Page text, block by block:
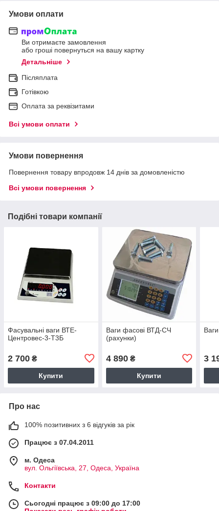
Умови оплати
Ви отримаєте замовлення
або гроші повернуться на вашу картку
Детальніше
Післяплата
Готівкою
Оплата за реквізитами
Всі умови оплати
Умови повернення
Повернення товару впродовж 14 днів за домовленістю
Всі умови повернення
Подібні товари компанії
Фасувальні ваги ВТЕ-
Центровес-3-Т3Б
2 700 ₴
Купити
Ваги фасові ВТД-СЧ
(рахунки)
4 890₴
Купити
3
Про нас
100% позитивних з 6 відгуків за рік
Працює з 07.04.2011
м. Одеса
вул. Ольгіївська, 27, Одеса, Україна
Контакти
Сьогодні працює з 09:00 до 17:00